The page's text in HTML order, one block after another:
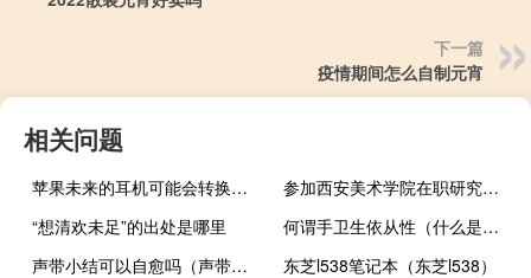
下一篇
疫情期间怎么自制元宵
相关问题
苹果未来的耳机可能会转换成扬声器并具有更好的声音隔离
参加西安美术学院在职研究生考试科目
“想清欢未足”的出处是哪里
何谓手卫生依从性（什么是手卫生依从性）
声带小结可以自愈吗（声带小结）
东芝l538笔记本（东芝l538）